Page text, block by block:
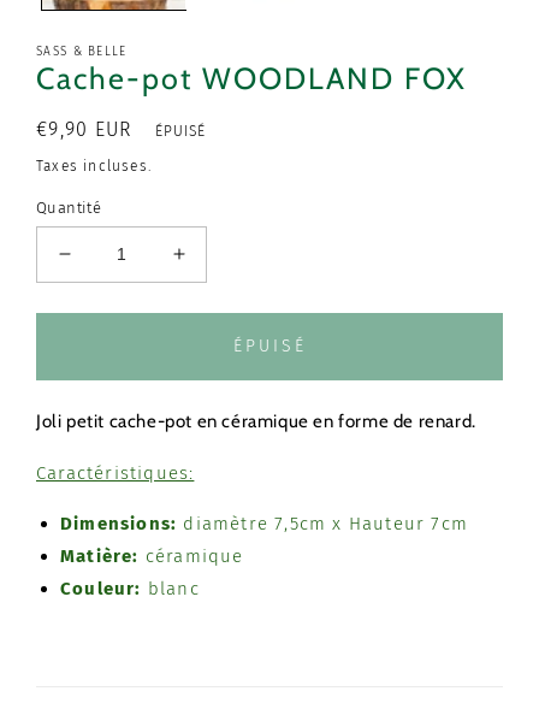
SASS & BELLE
Cache-pot WOODLAND FOX
Prix
habituel
€9,90 EUR ÉPUISÉ
Taxes incluses.
Quantité
Réduire
la
quantité
WOODLAND
Augmenter
la
quantité
WOODLAND
ÉPUISÉ
Joli petit cache-pot en céramique en forme de renard.
Caractéristiques:
Dimensions: diamètre 7,5cm x Hauteur 7cm
Matière: céramique
Couleur: blanc